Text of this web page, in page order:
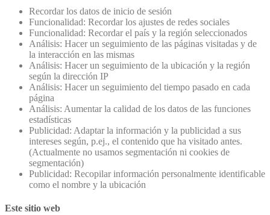
Recordar los datos de inicio de sesión
Funcionalidad: Recordar los ajustes de redes sociales
Funcionalidad: Recordar el país y la región seleccionados
Análisis: Hacer un seguimiento de las páginas visitadas y de
la interacción en las mismas
Análisis: Hacer un seguimiento de la ubicación y la región
según la dirección IP
Análisis: Hacer un seguimiento del tiempo pasado en cada
página
Análisis: Aumentar la calidad de los datos de las funciones
estadísticas
Publicidad: Adaptar la información y la publicidad a sus
intereses según, p.ej., el contenido que ha visitado antes.
(Actualmente no usamos segmentación ni cookies de
segmentación)
Publicidad: Recopilar información personalmente identificable
como el nombre y la ubicación
Este sitio web